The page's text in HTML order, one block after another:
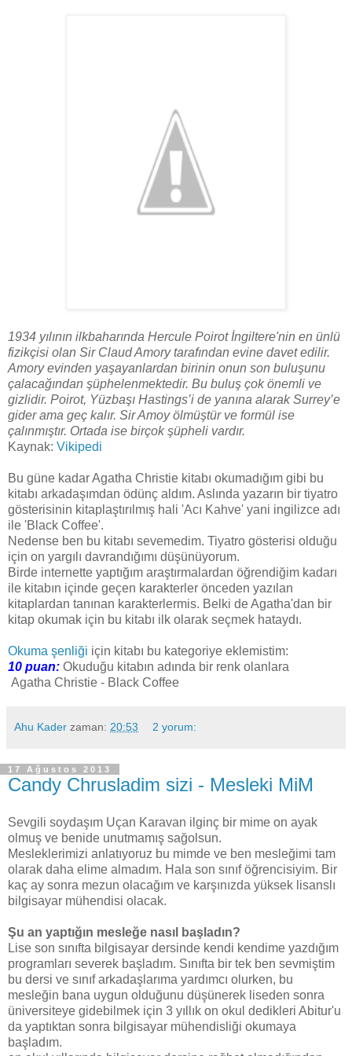
1934 yılının ilkbaharında Hercule Poirot İngiltere'nin en ünlü
fizikçisi olan Sir Claud Amory tarafından evine davet edilir.
Amory evinden yaşayanlardan birinin onun son buluşunu
çalacağından şüphelenmektedir. Bu buluş çok önemli ve
gizlidir. Poirot, Yüzbaşı Hastings’i de yanına alarak Surrey’e
gider ama geç kalır. Sir Amoy ölmüştür ve formül ise
çalınmıştır. Ortada ise birçok şüpheli vardır.
Kaynak: Vikipedi
Bu güne kadar Agatha Christie kitabı okumadığım gibi bu
kitabı arkadaşımdan ödünç aldım. Aslında yazarın bir tiyatro
gösterisinin kitaplaştırılmış hali 'Acı Kahve' yani ingilizce adı
ile 'Black Coffee'.
Nedense ben bu kitabı sevemedim. Tiyatro gösterisi olduğu
için on yargılı davrandığımı düşünüyorum.
Birde internette yaptığım araştırmalardan öğrendiğim kadarı
ile kitabın içinde geçen karakterler önceden yazılan
kitaplardan tanınan karakterlermis. Belki de Agatha'dan bir
kitap okumak için bu kitabı ilk olarak seçmek hataydı.
Okuma şenliği için kitabı bu kategoriye eklemistim:
10 puan: Okuduğu kitabın adında bir renk olanlara
Agatha Christie - Black Coffee
Ahu Kader zaman: 20:53 2 yorum:
17 Ağustos 2013
Candy Chrusladim sizi - Mesleki MiM
Sevgili soydaşım Uçan Karavan ilginç bir mime on ayak
olmuş ve benide unutmamış sağolsun.
Mesleklerimizi anlatıyoruz bu mimde ve ben mesleğimi tam
olarak daha elime almadım. Hala son sınıf öğrencisiyim. Bir
kaç ay sonra mezun olacağım ve karşınızda yüksek lisanslı
bilgisayar mühendisi olacak.
Şu an yaptığın mesleğe nasıl başladın?
Lise son sınıfta bilgisayar dersinde kendi kendime yazdığım
programları severek başladım. Sınıfta bir tek ben sevmiştim
bu dersi ve sınıf arkadaşlarıma yardımcı olurken, bu
mesleğin bana uygun olduğunu düşünerek liseden sonra
üniversiteye gidebilmek için 3 yıllık on okul dedikleri Abitur'u
da yaptıktan sonra bilgisayar mühendisliği okumaya
başladım.